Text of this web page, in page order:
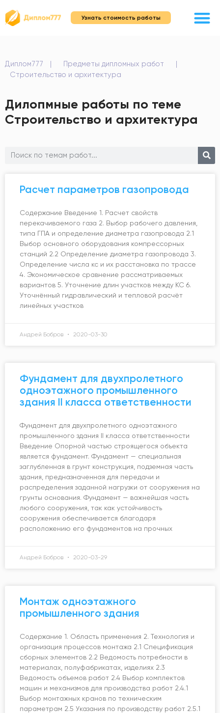
Узнать стоимость работы
Диплом777 | Предметы дипломных работ
|
Строительство и архитектура
Дилопмные работы по теме
Строительство и архитектура
Расчет параметров газопровода
Содержание Введение 1. Расчет свойств
перекачиваемого газа 2. Выбор рабочего давления,
типа ГПА и определение диаметра газопровода 2.1
Выбор основного оборудования компрессорных
станций 2.2 Определение диаметра газопровода 3.
Определение числа кс и их расстановка по трассе
4. Экономическое сравнение рассматриваемых
вариантов 5. Уточнение длин участков между КС 6.
Уточнённый гидравлический и тепловой расчёт
линейных участков
Андрей Бобров 2020-03-30
Фундамент для двухпролетного
одноэтажного промышленного
здания II класса ответственности
Фундамент для двухпролетного одноэтажного
промышленного здания II класса ответственности
Введение Опорной частью строящегося объекта
является фундамент. Фундамент — специальная
заглубленная в грунт конструкция, подземная часть
здания, предназначенная для передачи и
распределения заданной нагрузки от сооружения на
грунты основания. Фундамент — важнейшая часть
любого сооружения, так как устойчивость
сооружения обеспечивается благодаря
расположению его фундаментов на прочных
Андрей Бобров 2020-03-29
Монтаж одноэтажного
промышленного здания
Содержание 1. Область применения 2. Технология и
организация процессов монтажа 2.1 Спецификация
сборных элементов 2.2 Ведомость потребности в
материалах, полуфабрикатах, изделиях 2.3
Ведомость объемов работ 2.4 Выбор комплектов
машин и механизмов для производства работ 2.4.1
Выбор монтажных кранов по техническим
параметрам 2.5 Указания по производству работ 2.5.1